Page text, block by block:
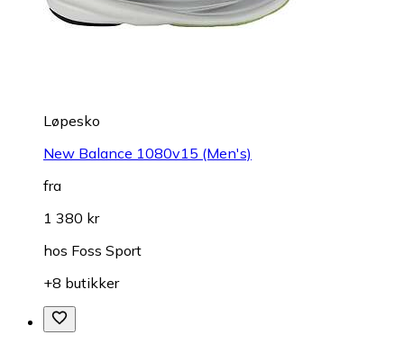
Løpesko
New Balance 1080v15 (Men's)
fra
1 380 kr
hos Foss Sport
+8 butikker